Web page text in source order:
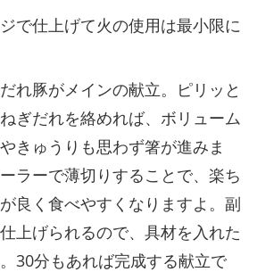
で仕上げて火の使用は最小限に
れ豚がメインの献立。ピリッと
ぎだれを絡めれば、ボリューム
きゅうりも思わず箸が進みま
ラーで薄切りすることで、楽ち
良く食べやすくなりますよ。副
上げられるので、具材を入れた
30分もあれば完成する献立で